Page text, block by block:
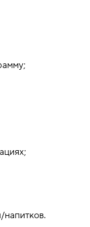
напитков.